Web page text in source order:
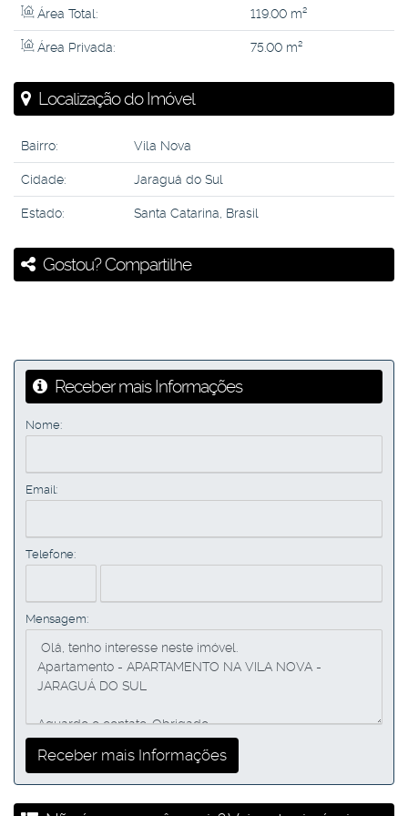
Área Total: 119.00 m²
Área Privada: 75.00 m²
Localização do Imóvel
Bairro: Vila Nova
Cidade: Jaraguá do Sul
Estado: Santa Catarina, Brasil
Gostou? Compartilhe
Receber mais Informações
Nome:
Email:
Telefone:
Mensagem: